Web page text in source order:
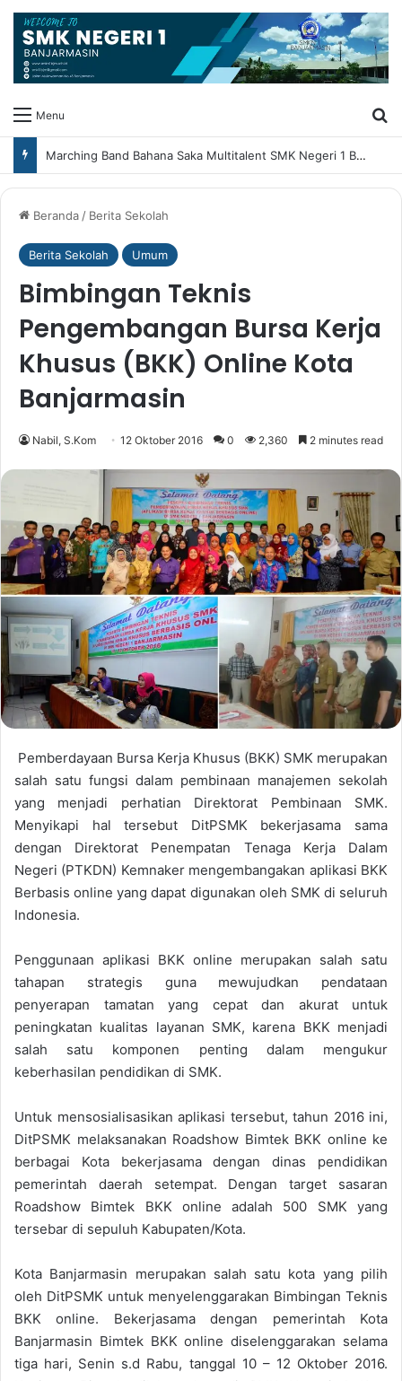
Menu
Marching Band Bahana Saka Multitalent SMK Negeri 1 Banjarmasin Borong Prestasi di Festival Borneo Marching Day 2026
Beranda/ Berita Sekolah
Berita Sekolah Umum
Bimbingan Teknis
Pengembangan Bursa Kerja
Khusus (BKK) Online Kota
Banjarmasin
Nabil, S.Kom 12 Oktober 2016 0 2,360 2 minutes read
Pemberdayaan Bursa Kerja Khusus (BKK) SMK merupakan
salah satu fungsi dalam pembinaan manajemen sekolah
yang menjadi perhatian Direktorat Pembinaan SMK.
Menyikapi hal tersebut DitPSMK bekerjasama sama
dengan Direktorat Penempatan Tenaga Kerja Dalam
Negeri (PTKDN) Kemnaker mengembangakan aplikasi BKK
Berbasis online yang dapat digunakan oleh SMK di seluruh
Indonesia.
Penggunaan aplikasi BKK online merupakan salah satu
tahapan strategis guna mewujudkan pendataan
penyerapan tamatan yang cepat dan akurat untuk
peningkatan kualitas layanan SMK, karena BKK menjadi
salah satu komponen penting dalam mengukur
keberhasilan pendidikan di SMK.
Untuk mensosialisasikan aplikasi tersebut, tahun 2016 ini,
DitPSMK melaksanakan Roadshow Bimtek BKK online ke
berbagai Kota bekerjasama dengan dinas pendidikan
pemerintah daerah setempat. Dengan target sasaran
Roadshow Bimtek BKK online adalah 500 SMK yang
tersebar di sepuluh Kabupaten/Kota.
Kota Banjarmasin merupakan salah satu kota yang pilih
oleh DitPSMK untuk menyelenggarakan Bimbingan Teknis
BKK online. Bekerjasama dengan pemerintah Kota
Banjarmasin Bimtek BKK online diselenggarakan selama
tiga hari, Senin s.d Rabu, tanggal 10 – 12 Oktober 2016.